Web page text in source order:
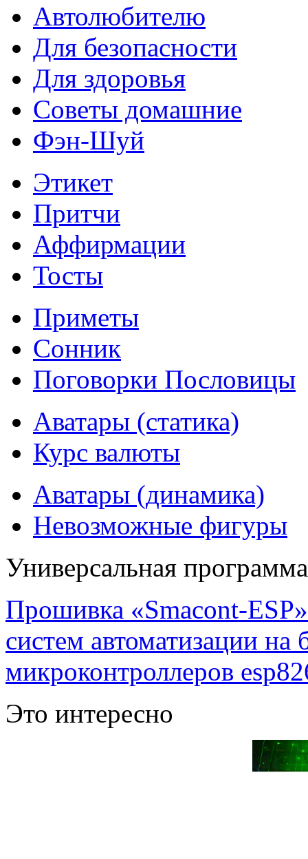
Автолюбителю
Для безопасности
Для здоровья
Советы домашние
Фэн-Шуй
Этикет
Притчи
Аффирмации
Тосты
Приметы
Сонник
Поговорки Пословицы
Аватары (статика)
Курс валюты
Аватары (динамика)
Невозможные фигуры
Универсальная
Прошивка «Smacont-
систем автоматизации
микроконтроллеров
Это интересно